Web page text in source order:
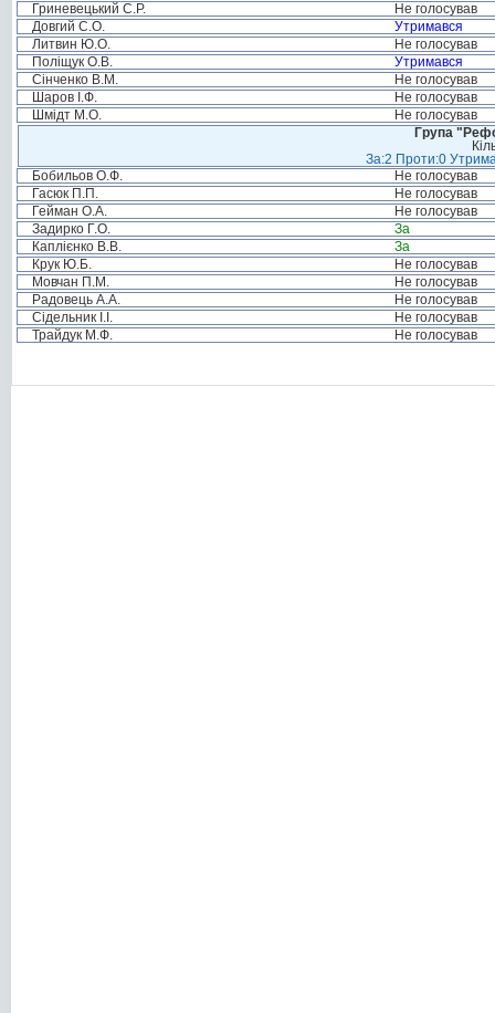
Гриневецький С.Р.
Не голосував
Довгий С.О.
Утримався
Литвин Ю.О.
Не голосував
Поліщук О.В.
Утримався
Сінченко В.М.
Не голосував
Шаров І.Ф.
Не голосував
Шмідт М.О.
Не голосував
Група
За:2 Проти:0
Бобильов О.Ф.
Не голосував
Гасюк П.П.
Не голосував
Гейман О.А.
Не голосував
Задирко Г.О.
За
Каплієнко В.В.
За
Крук Ю.Б.
Не голосував
Мовчан П.М.
Не голосував
Радовець А.А.
Не голосував
Сідельник І.І.
Не голосував
Трайдук М.Ф.
Не голосував